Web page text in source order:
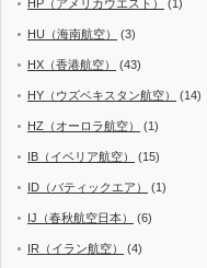
HP（アメリカウエスト） (1)
HU（海南航空） (3)
HX（香港航空） (43)
HY（ウズベキスタン航空） (14)
HZ（オーロラ航空） (1)
IB（イベリア航空） (15)
ID（バティックエア） (1)
IJ（春秋航空日本） (6)
IR（イラン航空） (4)